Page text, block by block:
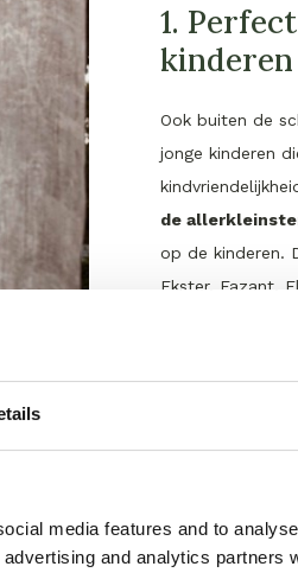
media features and to
and analytics partners
1.
kinderen
Ook buiten de
jonge kinderen
de
op de kinderen.
Ekster, Fazant,
bieden deze
Kamperen